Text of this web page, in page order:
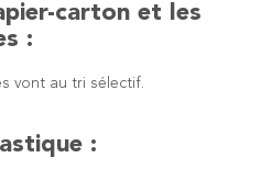
carton et les
:
vont au tri sélectif.
: